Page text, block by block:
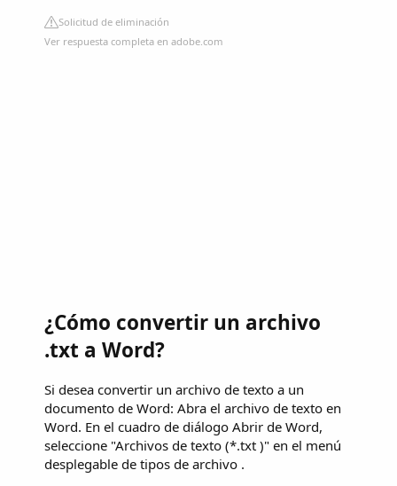
Solicitud de eliminación
Ver respuesta completa en adobe.com
¿Cómo convertir un archivo
.txt a Word?
Si desea convertir un archivo de texto a un
documento de Word: Abra el archivo de texto en
Word. En el cuadro de diálogo Abrir de Word,
seleccione "Archivos de texto (*.txt )" en el menú
desplegable de tipos de archivo .